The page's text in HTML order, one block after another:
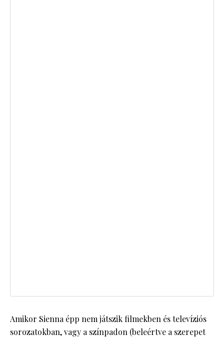
Amikor Sienna épp nem játszik filmekben és televíziós
sorozatokban, vagy a színpadon (beleértve a szerepet